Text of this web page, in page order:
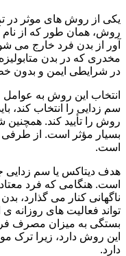
یکی از روش های موثر در
روش، همان طور که از نام
آور از بدن فرد خارج می
مخدری که در بدن
در شرایطی ایمن و بدون
انتخاب این روش به
سم زدایی را انتخاب کند،
روش را تأیید کند.
بسیار مؤثر است. از طرفی
است.
هدف دیتاکس یا سم زدایی
است. هنگامی که فرد
ناگهانی کنار می گذارد،
تواند فعالیت های روزانه
بستگی به میزان مصرف
این روش دارد، زیرا ترک
دارد.